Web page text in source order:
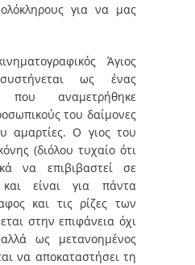
για να μας
Άγιος
ως ένας
που αναμετρήθηκε
του δαίμονες
αμαρτίες. Ο γιος του
(διόλου τυχαίο ότι
να επιβιβαστεί σε
είναι για πάντα
και τις ρίζες των
στην επιφάνεια όχι
ως μετανοημένος
να αποκαταστήσει τη